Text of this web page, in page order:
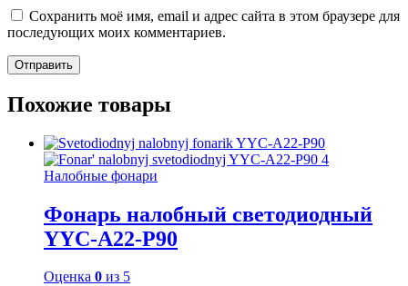
Сохранить моё имя, email и адрес сайта в этом браузере для
последующих моих комментариев.
Похожие товары
Налобные фонари
Фонарь налобный светодиодный
YYC-A22-P90
Оценка 0 из 5